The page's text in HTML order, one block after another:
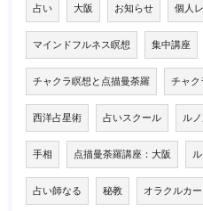
占い 大阪 お知らせ 個人
マインドフルネス瞑想 集中講座
チャクラ瞑想と点描曼荼羅 チャク
西洋占星術 占いスクール ル
手相 点描曼荼羅講座：大阪
占い師なる 秘教 オラクルカ